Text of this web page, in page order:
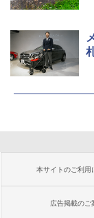
本サイトのご利用
広告掲載のご